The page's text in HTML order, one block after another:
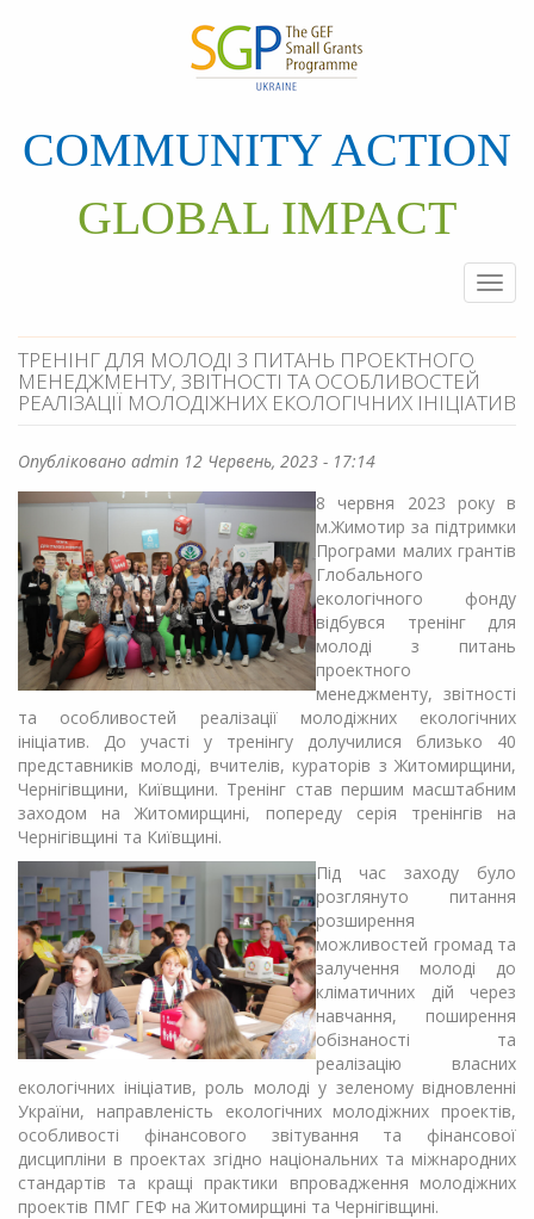
COMMUNITY ACTION
GLOBAL IMPACT
ТРЕНІНГ ДЛЯ МОЛОДІ З ПИТАНЬ ПРОЕКТНОГО
МЕНЕДЖМЕНТУ, ЗВІТНОСТІ ТА ОСОБЛИВОСТЕЙ
РЕАЛІЗАЦІЇ МОЛОДІЖНИХ ЕКОЛОГІЧНИХ ІНІЦІАТИВ
Опубліковано admin 12 Червень, 2023 - 17:14
8 червня 2023 року в
м.Жимотир за підтримки
Програми малих грантів
Глобального
екологічного фонду
відбувся тренінг для
молоді з питань
проектного
менеджменту, звітності
та особливостей реалізації молодіжних екологічних
ініціатив. До участі у тренінгу долучилися близько 40
представників молоді, вчителів, кураторів з Житомирщини,
Чернігівщини, Київщини. Тренінг став першим масштабним
заходом на Житомирщині, попереду серія тренінгів на
Чернігівщині та Київщині.
Під час заходу було
розглянуто питання
розширення
можливостей громад та
залучення молоді до
кліматичних дій через
навчання, поширення
обізнаності та
реалізацію власних
екологічних ініціатив, роль молоді у зеленому відновленні
України, направленість екологічних молодіжних проектів,
особливості фінансового звітування та фінансової
дисципліни в проектах згідно національних та міжнародних
стандартів та кращі практики впровадження молодіжних
проектів ПМГ ГЕФ на Житомирщині та Чернігівщині.